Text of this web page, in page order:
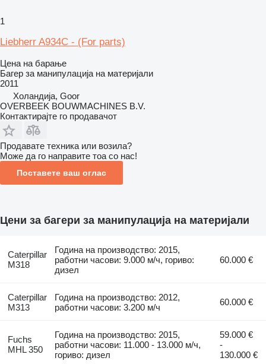
1
Liebherr A934C - (For parts)
Цена на барање
Багер за манипулација на материјали
2011
Холандија, Goor
OVERBEEK BOUWMACHINES B.V.
Контактирајте го продавачот
Продавате техника или возила?
Може да го направите тоа со нас!
Поставете ваш оглас
Цени за багери за манипулација на материјали
Caterpillar
M318
Година на производство: 2015,
работни часови: 9.000 м/ч, гориво:
дизел
60.000 €
Caterpillar
M313
Година на производство: 2012,
работни часови: 3.200 м/ч
60.000 €
Fuchs
MHL 350
Година на производство: 2015,
работни часови: 11.000 - 13.000 м/ч,
гориво: дизел
59.000 €
-
130.000 €